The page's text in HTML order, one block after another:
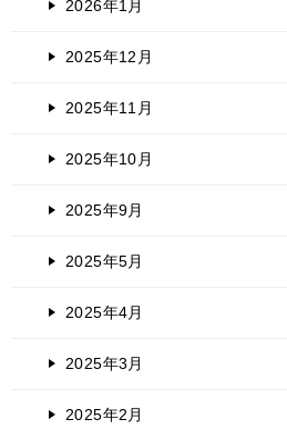
2026年1月
2025年12月
2025年11月
2025年10月
2025年9月
2025年5月
2025年4月
2025年3月
2025年2月